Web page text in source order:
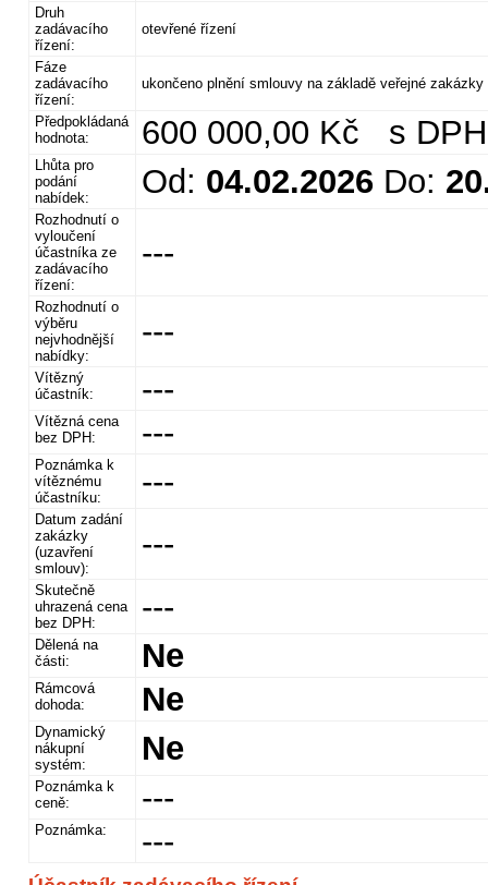
Druh
zadávacího
řízení:
otevřené řízení
Fáze
zadávacího
řízení:
ukončeno plnění smlouvy na základě veřejné zakázky
Předpokládaná
hodnota:
600 000,00 Kč s DPH
Lhůta pro
podání
nabídek:
Od: 04.02.2026 Do:
Rozhodnutí o
vyloučení
účastníka ze
zadávacího
řízení:
---
Rozhodnutí o
výběru
nejvhodnější
nabídky:
---
Vítězný
účastník:
---
Vítězná cena
bez DPH:
---
Poznámka k
vítěznému
účastníku:
---
Datum zadání
zakázky
(uzavření
smlouv):
---
Skutečně
uhrazená cena
bez DPH:
---
Dělená na
části:
Ne
Rámcová
dohoda:
Ne
Dynamický
nákupní
systém:
Ne
Poznámka k
ceně:
---
Poznámka: ---